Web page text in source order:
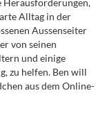
Alltag in der
Aussenseiter
von seinen
und einige
zu helfen. Ben will
aus dem Online-